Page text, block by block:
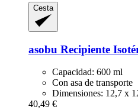
Cesta
asobu Recipiente
Capacidad: 600 ml
Con asa de transporte
Dimensiones: 12,7 x
40,49 €